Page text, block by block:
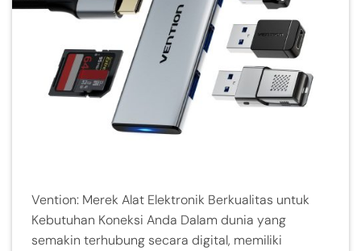
Vention: Merek Alat Elektronik Berkualitas untuk
Kebutuhan Koneksi Anda Dalam dunia yang
semakin terhubung secara digital, memiliki